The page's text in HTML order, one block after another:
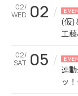
02/
WED 02 /
(仮)
工
02/
SAT 05 /
連
ッ